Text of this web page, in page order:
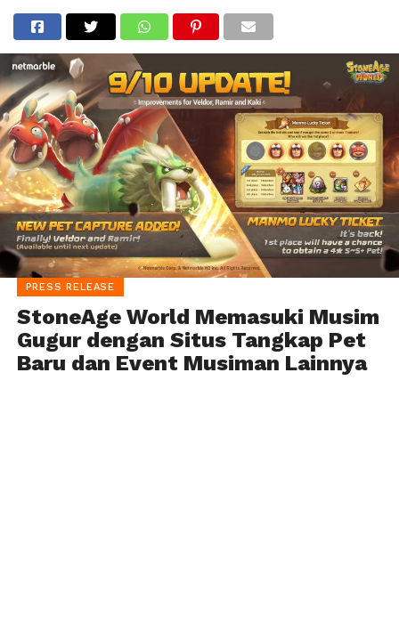
PRESS RELEASE
StoneAge World Memasuki Musim
Gugur dengan Situs Tangkap Pet
Baru dan Event Musiman Lainnya